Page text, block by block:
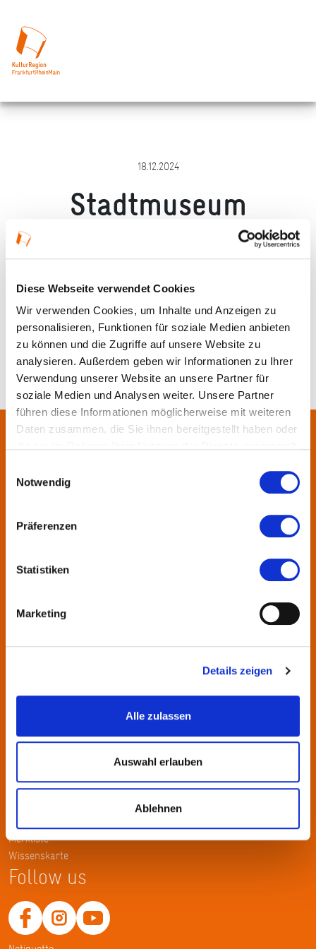
Diese Webseite verwendet Cookies
Wir verwenden Cookies, um Inhalte und Anzeigen zu
personalisieren, Funktionen für soziale Medien anbieten
zu können und die Zugriffe auf unsere Website zu
analysieren. Außerdem geben wir Informationen zu Ihrer
Verwendung unserer Website an unsere Partner für
soziale Medien und Analysen weiter. Unsere Partner
führen diese Informationen möglicherweise mit weiteren
Daten zusammen, die Sie ihnen bereitgestellt haben oder
Notwendig
Präferenzen
Statistiken
Marketing
Details zeigen
Alle zulassen
Auswahl erlauben
Ablehnen
18.12.2024
Stadtmuseum
Merken Teilen
In der Metropolregion FrankfurtRheinMain haben sich rund 50
KulturRegion zusammen-geschlossen. Über die Ländergrenzen
hinweg vernetzt die gemeinnützige Gesellschaft seit 2005 die
interkommunale Zusammenarbeit. Gemeinsam mit ihren
wechselnden Themen.
Kontakt
KulturRegion FrankfurtRheinMain gGmbH Poststraße 16 60329
Fax: +49 69 2577-1750
Service
Merkliste
Wissenskarte
Follow us